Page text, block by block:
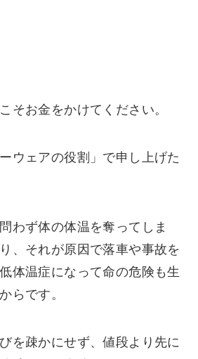
そお金をかけてください。
ウェアの役割」で申し上げた
わず体の体温を奪ってしま
、それが原因で落車や事故を
体温症になって命の危険も生
らです。
を疎かにせず、値段より先に